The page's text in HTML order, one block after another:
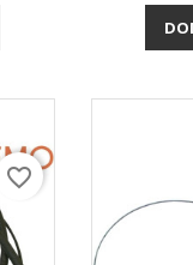
favorite_border